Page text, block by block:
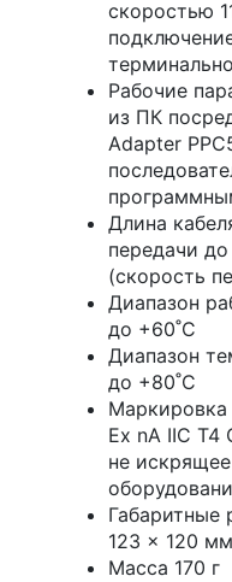
скоростью
Рабочие
из ПК
Adapter
Длина
передачи
(скорость
Диапазон
до +60˚C
Диапазон
до +80˚C
Маркировка
Ex nA IIC T4
не
123 × 120 мм
Масса 170 г